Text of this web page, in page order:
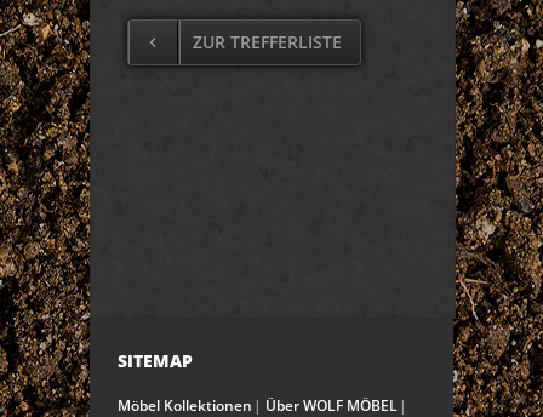
ZUR TREFFERLISTE
SITEMAP
Möbel Kollektionen
Über WOLF MÖBEL